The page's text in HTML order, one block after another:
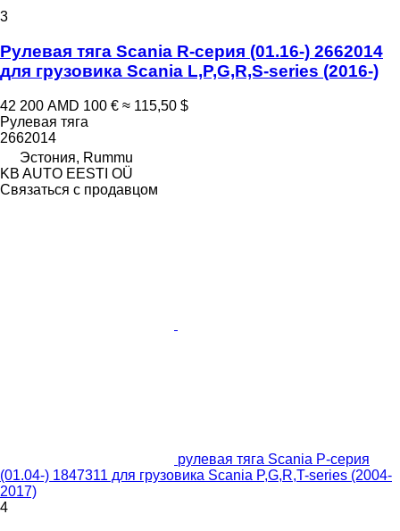
3
Рулевая тяга Scania R-серия (01.16-) 2662014
для грузовика Scania L,P,G,R,S-series (2016-)
42 200 AMD 100 € ≈ 115,50 $
Рулевая тяга
2662014
Эстония, Rummu
KB AUTO EESTI OÜ
Связаться с продавцом
рулевая тяга Scania P-серия
(01.04-) 1847311 для грузовика Scania P,G,R,T-series (2004-
2017)
4